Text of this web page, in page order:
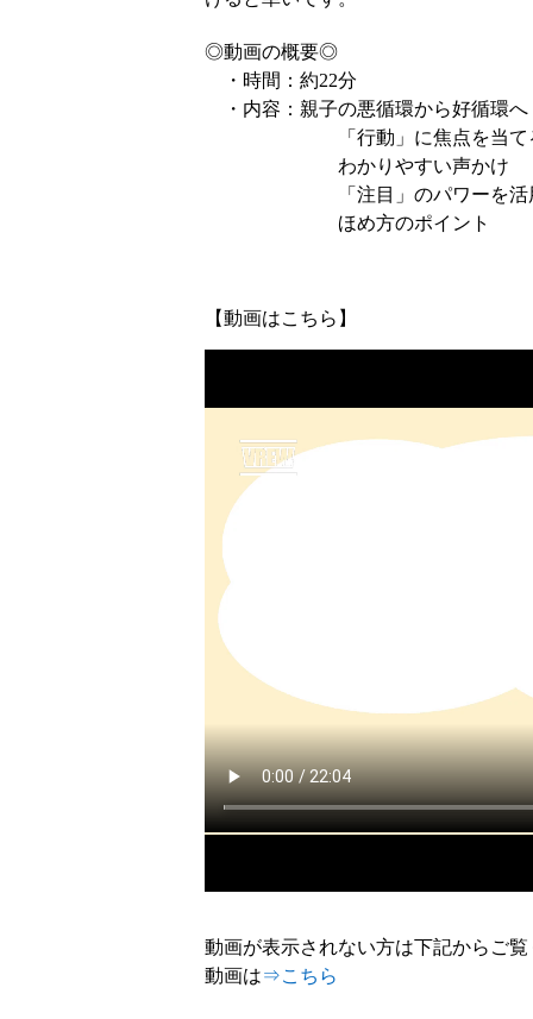
◎動画の概要◎
・時間：約22分
・内容：親子の悪循環から好循環へ
「行動」に焦点を当て
わかりやすい声かけ
「注目」のパワーを活
ほめ方のポイント
【動画はこちら】
動画が表示されない方は下記からご覧
動画は⇒こちら